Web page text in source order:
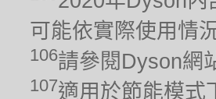
可能依實際使用情
106請參閱Dyson網
107適用於節能模式